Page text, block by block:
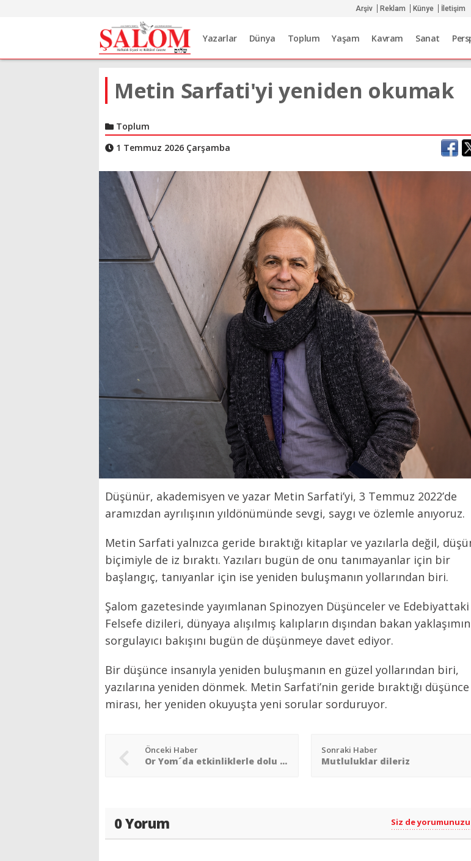
Arşiv Reklam Künye İletişim
Yazarlar Dünya Toplum Yaşam Kavram Sanat
Metin Sarfati'yi yeniden okumak
Toplum
1 Temmuz 2026 Çarşamba
Düşünür, akademisyen ve yazar Metin Sarfati’yi, 3 Temmuz 2022’de
aramızdan ayrılışının yıldönümünde sevgi, saygı ve özlemle anıyoruz.
Metin Sarfati yalnızca geride bıraktığı kitaplar ve yazılarla değil,
biçimiyle de iz bıraktı. Yazıları bugün de onu tanımayanlar için bir
başlangıç, tanıyanlar için ise yeniden buluşmanın yollarından biri.
Şalom gazetesinde yayımlanan Spinozyen Düşünceler ve Edebiyattaki
Felsefe dizileri, dünyaya alışılmış kalıpların dışından bakan
sorgulayıcı bakışını bugün de düşünmeye davet ediyor.
Bir düşünce insanıyla yeniden buluşmanın en güzel yollarından biri,
yazılarına yeniden dönmek. Metin Sarfati’nin geride bıraktığı düşünce
mirası, her yeniden okuyuşta yeni sorular sorduruyor.
Önceki Haber
Or Yom´da etkinliklerle dolu günler
Sonraki Haber
Mutluluklar dileriz
0 Yorum Siz de yorumunuzu